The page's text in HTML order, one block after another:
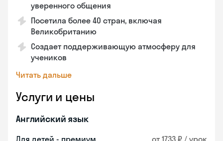
уверенного общения
Посетила более 40 стран, включая
Великобританию
Создает поддерживающую атмосферу для
учеников
Читать дальше
Услуги и цены
Английский язык
Для детей - премиум от 1733 ₽ / урок